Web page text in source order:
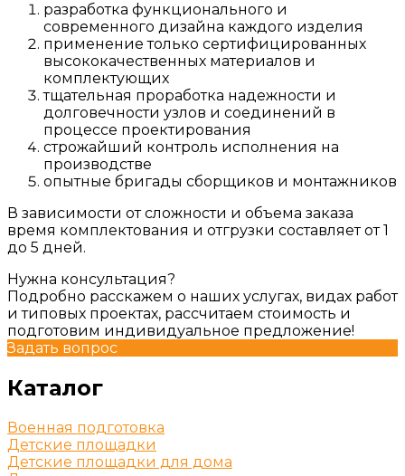
разработка функционального и
современного дизайна каждого изделия
применение только сертифицированных
высококачественных материалов и
комплектующих
тщательная проработка надежности и
долговечности узлов и соединений в
процессе проектирования
строжайший контроль исполнения на
производстве
опытные бригады сборщиков и монтажников
В зависимости от сложности и объема заказа
время комплектования и отгрузки составляет от 1
до 5 дней.
Нужна консультация?
Подробно расскажем о наших услугах, видах работ
и типовых проектах, рассчитаем стоимость и
подготовим индивидуальное предложение!
Задать вопрос
Каталог
Военная подготовка
Детские площадки
Детские площадки для дома